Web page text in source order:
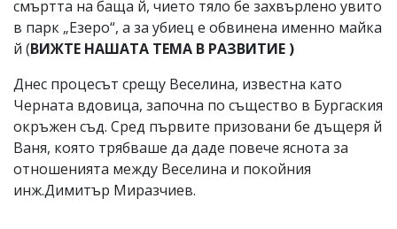
смъртта на баща й, чието тяло бе захвърлено увито
в парк „Езеро“, а за убиец е обвинена именно майка
й (ВИЖТЕ НАШАТА ТЕМА В РАЗВИТИЕ )
Днес процесът срещу Веселина, известна като
Черната вдовица, започна по същество в Бургаския
окръжен съд. Сред първите призовани бе дъщеря й
Ваня, която трябваше да даде повече яснота за
отношенията между Веселина и покойния
инж.Димитър Миразчиев.